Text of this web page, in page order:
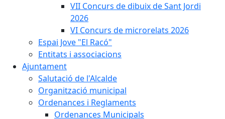
VII Concurs de dibuix de Sant Jordi
2026
VI Concurs de microrelats 2026
Espai Jove "El Racó"
Entitats i associacions
Ajuntament
Salutació de l'Alcalde
Organització municipal
Ordenances i Reglaments
Ordenances Municipals